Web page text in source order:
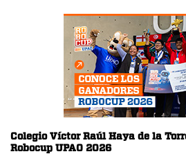
Colegio Víctor Raúl Haya de la
Robocup UPAO 2026